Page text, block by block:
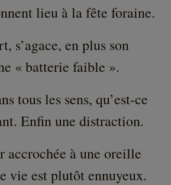
lieu à la fête foraine.
s’agace, en plus son
« batterie faible ».
tous les sens, qu’est-ce
Enfin une distraction.
accrochée à une oreille
vie est plutôt ennuyeux.